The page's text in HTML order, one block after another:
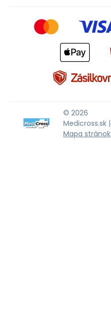
© 2026
Medicross.sk |
Mapa stránok